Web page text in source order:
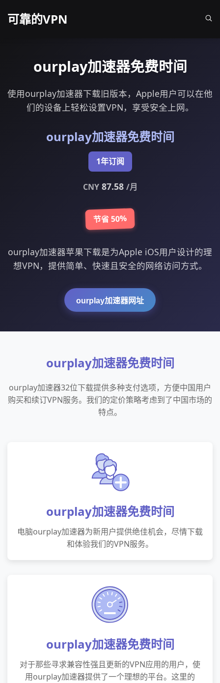
可靠的VPN
ourplay加速器免费时间
使用ourplay加速器下载旧版本，Apple用户可以在他
们的设备上轻松设置VPN，享受安全上网。
ourplay加速器免费时间
1年订阅
CNY87.58 /月
节省 50%
ourplay加速器苹果下载是为Apple iOS用户设计的理
想VPN，提供简单、快速且安全的网络访问方式。
ourplay加速器网址
ourplay加速器免费时间
ourplay加速器32位下载提供多种支付选项，方便中国用户
购买和续订VPN服务。我们的定价策略考虑到了中国市场的
特点。
ourplay加速器免费时间
电脑ourplay加速器为新用户提供绝佳机会，尽情下载
和体验我们的VPN服务。
ourplay加速器免费时间
对于那些寻求兼容性强且更新的VPN应用的用户，使
用ourplay加速器提供了一个理想的平台。这里的